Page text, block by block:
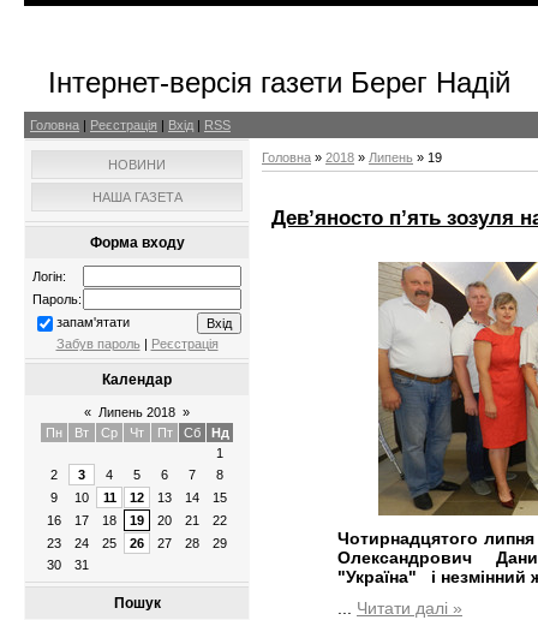
Інтернет-версія газети Берег Надій
Головна | Реєстрація | Вхід | RSS
НОВИНИ
НАША ГАЗЕТА
Форма входу
Логін:
Пароль:
запам'ятати
Забув пароль | Реєстрація
Календар
« Липень 2018 »
Пн
Вт Ср Чт Пт Сб
Нд
1
2
3 4 5 6 7
8
9
10 11 12 13 14
15
16
17 18 19 20 21
22
23
24 25 26 27 28
29
30
31
Пошук
Головна » 2018 » Липень » 19
Дев’яносто п’ять зозуля
Чотирнадцятого липня
Олександрович
"Україна" і незмінний
... Читати далі »